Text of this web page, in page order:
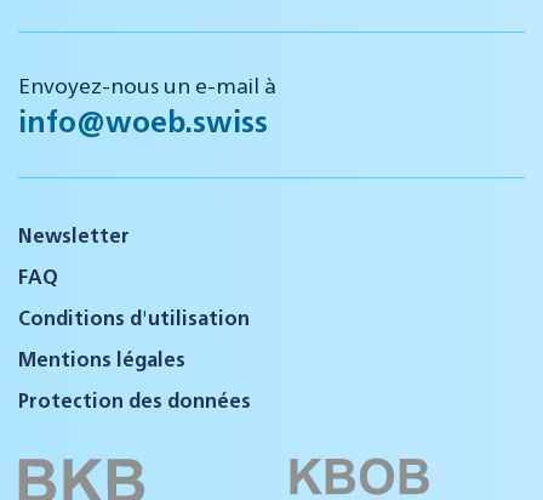
Envoyez-nous un e-mail à
info@woeb.swiss
Newsletter
FAQ
Conditions d'utilisation
Mentions légales
Protection des données